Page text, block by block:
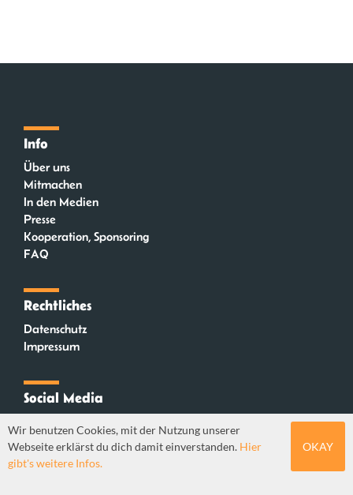
Info
Über uns
Mitmachen
In den Medien
Presse
Kooperation, Sponsoring
FAQ
Rechtliches
Datenschutz
Impressum
Social Media
Mastodon
Wir benutzen Cookies, mit der Nutzung unserer
Webseite erklärst du dich damit einverstanden. Hier
gibt's weitere Infos.
OKAY